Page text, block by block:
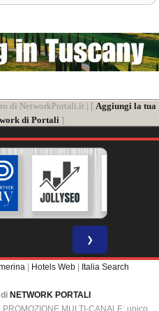
di NetworkPortali.it | [ Aggiungi la tua
di Portali]
❯
Hotels Web Italia Search
NETWORK PORTALI
MULTI-CANALE: unico